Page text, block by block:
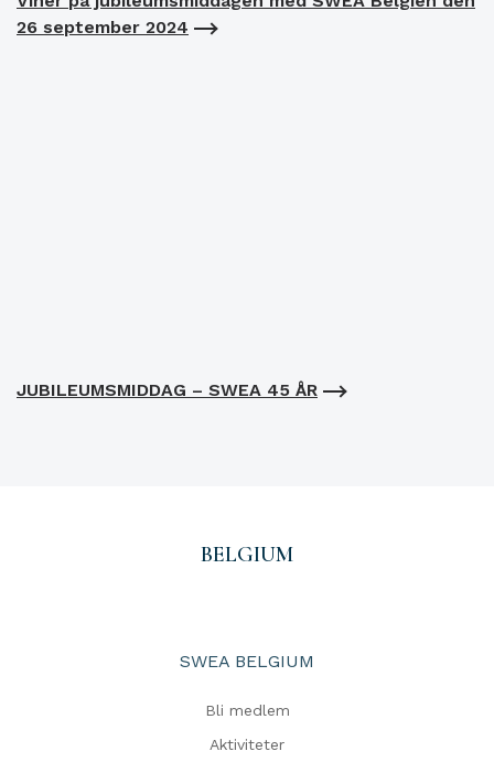
26 september 2024
JUBILEUMSMIDDAG – SWEA 45 ÅR
BELGIUM
SWEA BELGIUM
Bli medlem
Aktiviteter